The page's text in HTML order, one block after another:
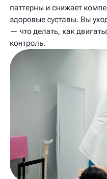
паттерны и снижает
здоровые суставы. Вы
— что делать, как
контроль.